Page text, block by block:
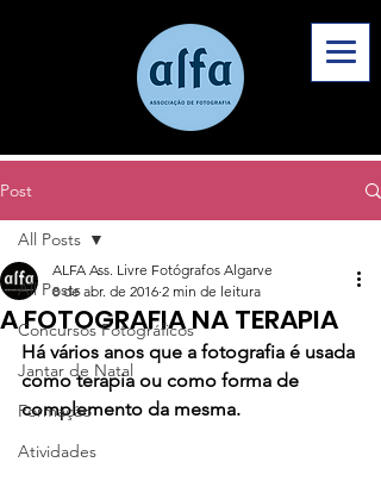
Post
All Posts
Concursos Fotográficos
Jantar de Natal
Formação
Atividades
All Posts
A FOTOGRAFIA NA TERAPIA
ALFA Ass. Livre Fotógrafos Algarve
8 de abr. de 2016 2 min de leitura
Há vários anos que a fotografia é usada
como terapia ou como forma de
complemento da mesma.